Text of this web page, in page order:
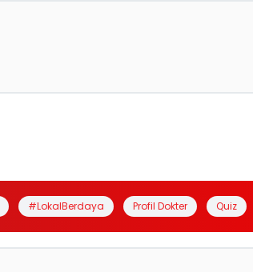
#LokalBerdaya Profil Dokter Quiz